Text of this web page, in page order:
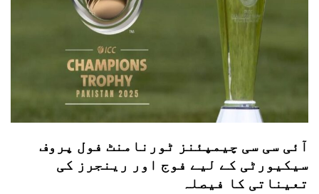
آئی سی سی چیمپئنز ٹورنامنٹ فول پروف
سیکیورٹی کے لیے فوج اور رینجرز کی
تعیناتی کا فیصلہ